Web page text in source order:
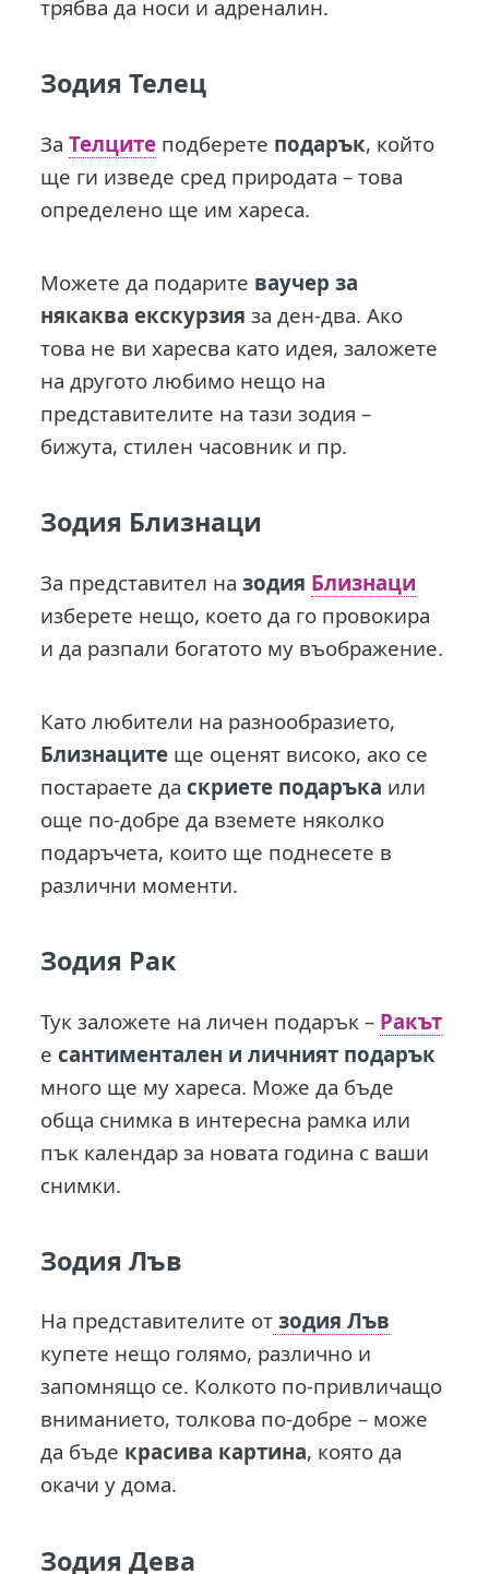
трябва да носи и адреналин.
Зодия Телец
ЗаТелците подберете подарък, който
ще ги изведе сред природата – това
определено ще им хареса.
Можете да подарите ваучер за
някаква екскурзия за ден-два. Ако
това не ви харесва като идея, заложете
на другото любимо нещо на
представителите на тази зодия –
бижута, стилен часовник и пр.
Зодия Близнаци
За представител назодия Близнаци
изберете нещо, което да го провокира
и да разпали богатото му въображение.
Като любители на разнообразието,
Близнаците ще оценят високо, ако се
постараете даскриете подаръка или
още по-добре да вземете няколко
подаръчета, които ще поднесете в
различни моменти.
Зодия Рак
Тук заложете на личен подарък – Ракът
есантиментален и личният подарък
много ще му хареса. Може да бъде
обща снимка в интересна рамка или
пък календар за новата година с ваши
снимки.
Зодия Лъв
На представителите от зодия Лъв
купете нещо голямо, различно и
запомнящо се. Колкото по-привличащо
вниманието, толкова по-добре – може
да бъде красива картина, която да
окачи у дома.
Зодия Дева